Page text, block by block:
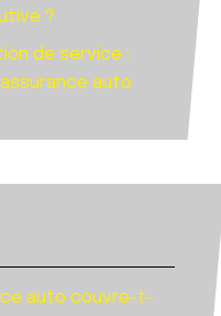
?
de service :
auto
auto couvre-t-